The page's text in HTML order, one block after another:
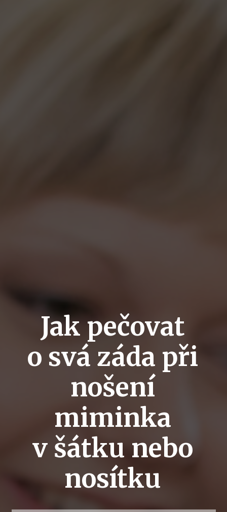
Jak pečovat
o svá záda při
nošení
miminka
v šátku nebo
nosítku